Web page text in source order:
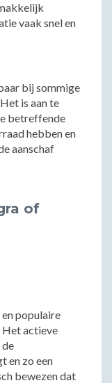
vaak snel en
bij sommige
is aan te
betreffende
hebben en
aanschaf
of
populaire
Het actieve
en zo een
bewezen dat